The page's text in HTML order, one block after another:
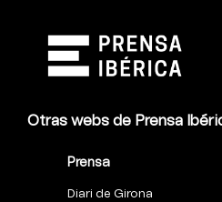
Otras webs de Prensa
Prensa
Diari de Girona